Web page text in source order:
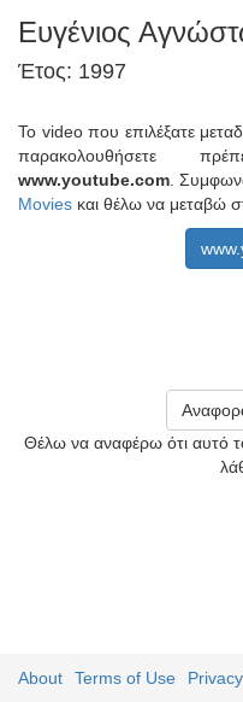
Ευγένιος
Έτος: 1997
Το video που επιλέξατε
παρακολουθήσετε
www.youtube.com .
Movies και θέλω να μεταβώ
Θέλω να αναφέρω ότι αυτό
About Terms of Use